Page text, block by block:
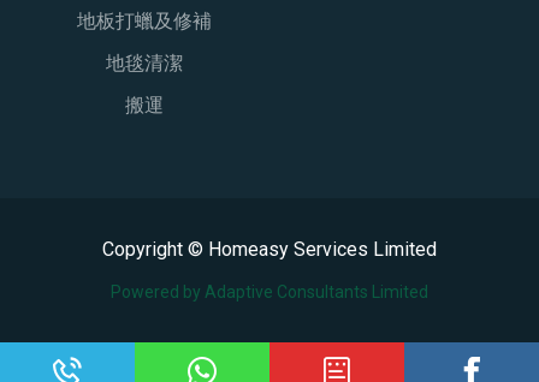
地板打蠟及修補
地毯清潔
搬運
Copyright © Homeasy Services Limited
Powered by Adaptive Consultants Limited